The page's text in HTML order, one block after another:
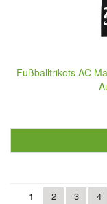
Fußballtrikots AC
1 2 3 4